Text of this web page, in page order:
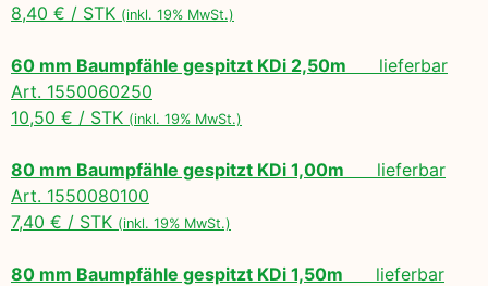
8,40 € / STK (inkl. 19% MwSt.)
60 mm Baumpfähle gespitzt KDi 2,50m lieferbar
Art. 1550060250
10,50 € / STK (inkl. 19% MwSt.)
80 mm Baumpfähle gespitzt KDi 1,00m lieferbar
Art. 1550080100
7,40 € / STK (inkl. 19% MwSt.)
80 mm Baumpfähle gespitzt KDi 1,50m lieferbar